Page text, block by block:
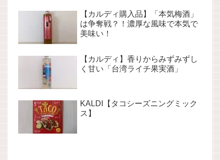
【カルディ購入品】「本気梅酒」
は争奪戦？！濃厚な風味で本気で
美味い！
【カルディ】香りからみずみずし
く甘い「台湾ライチ果実酒」
KALDI【タコシーズニングミック
ス】